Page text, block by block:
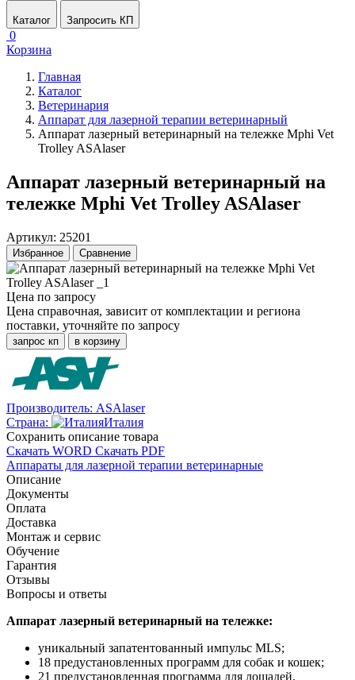
Каталог Запросить КП
0
Корзина
Главная
Каталог
Ветеринария
Аппарат для лазерной терапии ветеринарный
Аппарат лазерный ветеринарный на тележке Mphi Vet
Trolley ASAlaser
Аппарат лазерный ветеринарный на
тележке Mphi Vet Trolley ASAlaser
Артикул: 25201
Избранное Сравнение
Цена по запросу
Цена справочная, зависит от комплектации и региона
поставки, уточняйте по запросу
запрос кп в корзину
Производитель: ASAlaser
Страна:
Италия
Cохранить описание товара
Скачать WORD Скачать PDF
Аппараты для лазерной терапии ветеринарные
Описание
Документы
Оплата
Доставка
Монтаж и сервис
Обучение
Гарантия
Отзывы
Вопросы и ответы
Аппарат лазерный ветеринарный на тележке:
уникальный запатентованный импульс MLS;
18 предустановленных программ для собак и кошек;
21 предустановленная программа для лошадей.